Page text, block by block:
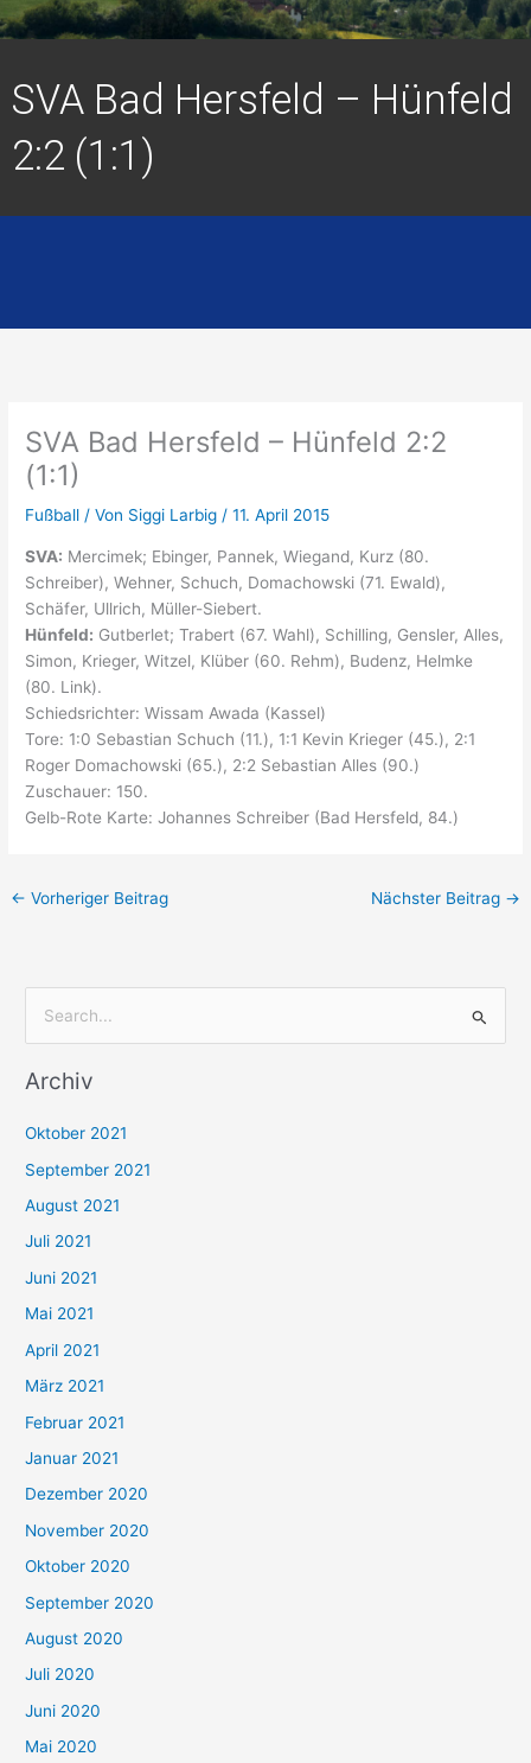
SVA Bad Hersfeld – Hünfeld
2:2 (1:1)
SVA Bad Hersfeld – Hünfeld 2:2
(1:1)
Fußball / Von Siggi Larbig/11. April 2015
SVA: Mercimek; Ebinger, Pannek, Wiegand, Kurz (80.
Schreiber), Wehner, Schuch, Domachowski (71. Ewald),
Schäfer, Ullrich, Müller-Siebert.
Hünfeld: Gutberlet; Trabert (67. Wahl), Schilling, Gensler, Alles,
Simon, Krieger, Witzel, Klüber (60. Rehm), Budenz, Helmke
(80. Link).
Schiedsrichter: Wissam Awada (Kassel)
Tore: 1:0 Sebastian Schuch (11.), 1:1 Kevin Krieger (45.), 2:1
Roger Domachowski (65.), 2:2 Sebastian Alles (90.)
Zuschauer: 150.
Gelb-Rote Karte: Johannes Schreiber (Bad Hersfeld, 84.)
← Vorheriger Beitrag Nächster Beitrag →
c
n
n
a
c
h
:
Archiv
Oktober 2021
September 2021
August 2021
Juli 2021
Juni 2021
Mai 2021
April 2021
März 2021
Februar 2021
Januar 2021
Dezember 2020
November 2020
Oktober 2020
September 2020
August 2020
Juli 2020
Juni 2020
Mai 2020